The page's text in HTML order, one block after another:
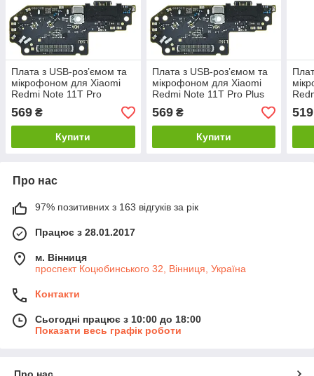
Плата з USB-роз’ємом та
мікрофоном для Xiaomi
Redmi Note 11T Pro
(Original Used)
569 ₴
Купити
Плата з USB-роз’ємом та
мікрофоном для Xiaomi
Redmi Note 11T Pro Plus
(Original Used)
569₴
Купити
519
Про нас
97% позитивних з 163 відгуків за рік
Працює з 28.01.2017
м. Вінниця
проспект Коцюбинського 32, Вінниця, Україна
Контакти
Сьогодні працює з 10:00 до 18:00
Показати весь графік роботи